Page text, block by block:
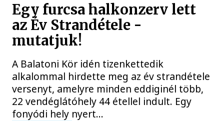
Egy furcsa halkonzerv lett
az Év Strandétele -
mutatjuk!
A Balatoni Kör idén tizenkettedik
alkalommal hirdette meg az év strandétele
versenyt, amelyre minden eddiginél több,
22 vendéglátóhely 44 étellel indult. Egy
fonyódi hely nyert...